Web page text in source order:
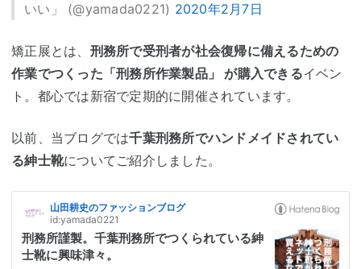
いい」 (@yamada0221) 2020年2月7日
矯正展とは、 刑務所で受刑者が社会復帰に備えるための
作業でつくった「刑務所作業製品」 が購入できるイベン
ト。都心では新宿で定期的に開催されています。
以前、当ブログでは千葉刑務所でハンドメイドされてい
る紳士靴についてご紹介しました。